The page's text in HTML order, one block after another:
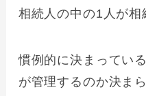
相続人の中の1人が相
慣例的に決まってい
が管理するのか決ま